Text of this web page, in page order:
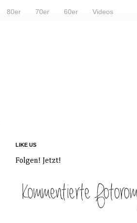
80er 70er 60er Videos
LIKE US
Folgen! Jetzt!